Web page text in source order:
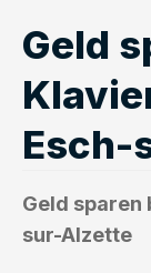
Geld
Esch-
Geld sparen
sur-Alzette